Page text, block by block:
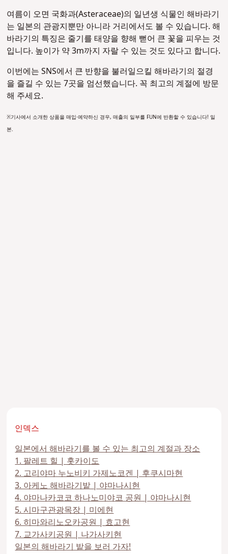
여름이 오면 국화과(Asteraceae)의 일년생 식물인 해바라기
는 일본의 관광지뿐만 아니라 거리에서도 볼 수 있습니다. 해
바라기의 특징은 줄기를 태양을 향해 뻗어 큰 꽃을 피우는 것
입니다. 높이가 약 3m까지 자랄 수 있는 것도 있다고 합니다.
이번에는 SNS에서 큰 반향을 불러일으킬 해바라기의 절경
을 즐길 수 있는 7곳을 엄선했습니다. 꼭 최고의 계절에 방문
해 주세요.
※기사에서 소개한 상품을 매입·예약하신 경우, 매출의 일부를 FUN에 반환할 수 있습니다! 일
본.
인덱스
일본에서 해바라기를 볼 수 있는 최고의 계절과 장소
1. 팔레트 힐 | 홋카이도
2. 고리야마 누노비키 가제노코겐 | 후쿠시마현
3. 아케노 해바라기밭 | 야마나시현
4. 야마나카코코 하나노미야코 공원 | 야마나시현
5. 시마구관광목장 | 미에현
6. 히마와리노오카공원 | 효고현
7. 교가사키공원 | 나가사키현
일본의 해바라기 밭을 보러 가자!